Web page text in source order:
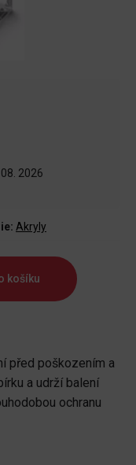
2026
Akryly
košíku
před poškozením a
a udrží balení
ochranu